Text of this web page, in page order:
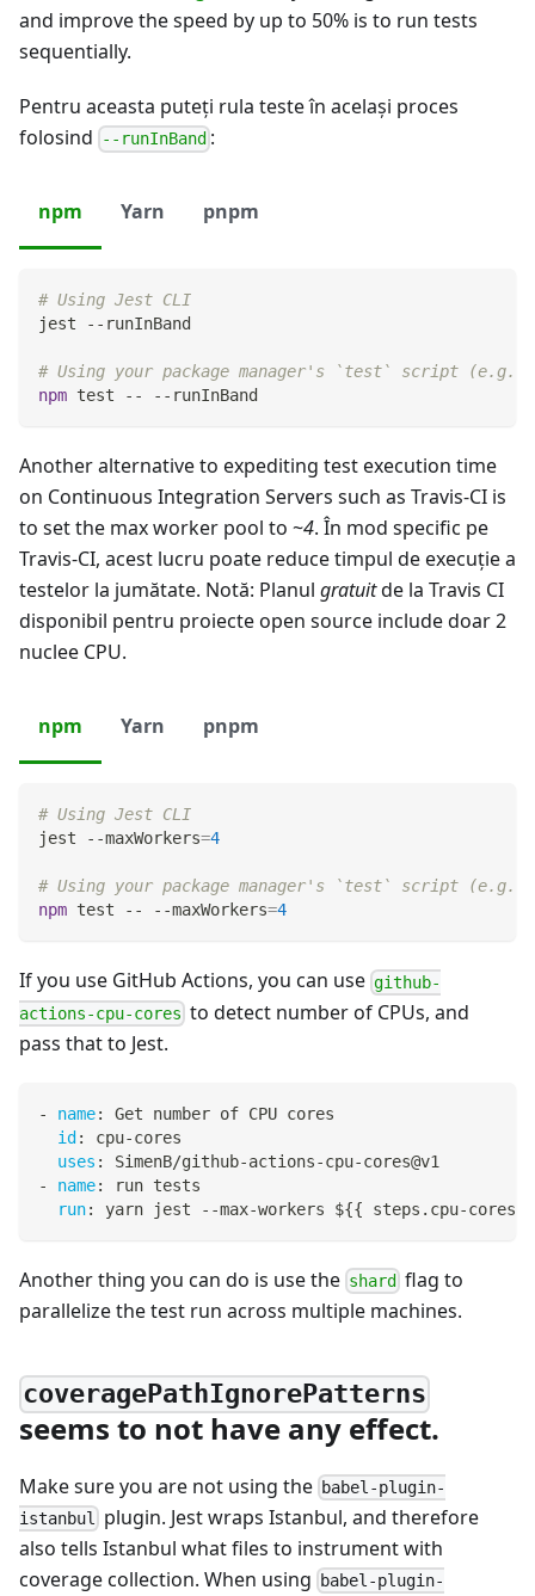
and improve the speed by up to 50% is to run tests
sequentially.
Pentru aceasta puteţi rula teste în acelaşi proces
folosind
--runInBand :
npm Yarn pnpm
# Using Jest CLI
jest --runInBand
# Using your package manager's `test` script (e.g.
npm test -- --runInBand
Another alternative to expediting test execution time
on Continuous Integration Servers such as Travis-CI is
to set the max worker pool to ~4. În mod specific pe
Travis-CI, acest lucru poate reduce timpul de execuție a
testelor la jumătate. Notă: Planul gratuitde la Travis CI
disponibil pentru proiecte open source include doar 2
nuclee CPU.
npm Yarn pnpm
# Using Jest CLI
jest --maxWorkers=4
# Using your package manager's `test` script (e.g.
npm test -- --maxWorkers=4
If you use GitHub Actions, you can use github-
actions-cpu-cores to detect number of CPUs, and
pass that to Jest.
- name:
Get number of CPU cores
id : cpu-cores
uses : SimenB/github-actions-cpu-cores@v1
-
name:
run tests
run: yarn jest - -max-workers ${{ steps.cpu-
Another thing you can do is use the shard flag to
parallelize the test run across multiple machines.
coveragePathIgnorePatterns
seems to not have any effect.
Make sure you are not using the babel-plugin-
istanbul
plugin. Jest wraps Istanbul, and therefore
also tells Istanbul what files to instrument with
coverage collection. When using
babel-plugin-